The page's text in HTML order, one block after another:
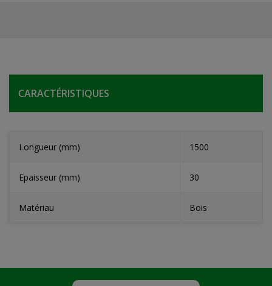
CARACTÉRISTIQUES
Longueur (mm) 1500
Epaisseur (mm) 30
Matériau Bois